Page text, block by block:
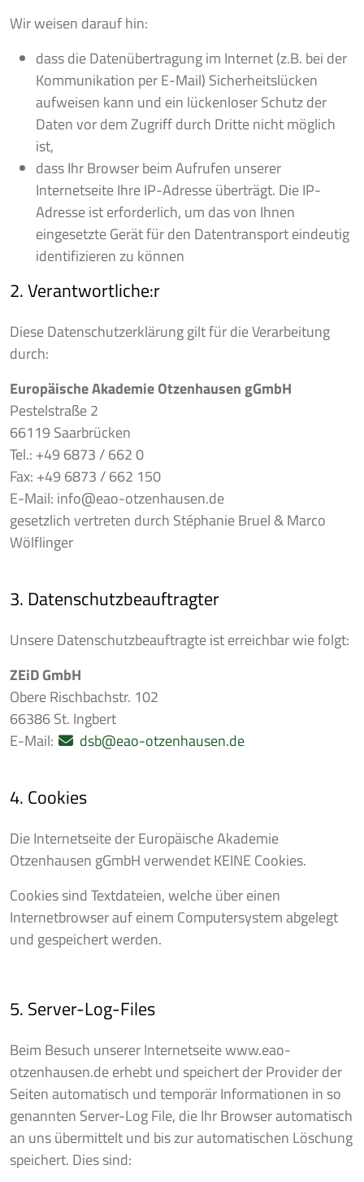
Wir weisen darauf hin:
dass die Datenübertragung im Internet (z.B. bei der
Kommunikation per E-Mail) Sicherheitslücken
aufweisen kann und ein lückenloser Schutz der
Daten vor dem Zugriff durch Dritte nicht möglich
ist,
dass Ihr Browser beim Aufrufen unserer
Internetseite Ihre IP-Adresse überträgt. Die IP-
Adresse ist erforderlich, um das von Ihnen
eingesetzte Gerät für den Datentransport eindeutig
identifizieren zu können
2. Verantwortliche:r
Diese Datenschutzerklärung gilt für die Verarbeitung
durch:
Europäische Akademie Otzenhausen gGmbH
Pestelstraße 2
66119 Saarbrücken
Tel.: +49 6873 / 662 0
Fax: +49 6873 / 662 150
E-Mail: info@eao-otzenhausen.de
gesetzlich vertreten durch Stéphanie Bruel & Marco
Wölflinger
3. Datenschutzbeauftragter
Unsere Datenschutzbeauftragte ist erreichbar wie folgt:
ZEiD GmbH
Obere Rischbachstr. 102
66386 St. Ingbert
E-Mail:
dsb@eao-otzenhausen.de
4. Cookies
Die Internetseite der Europäische Akademie
Otzenhausen gGmbH verwendet KEINE Cookies.
Cookies sind Textdateien, welche über einen
Internetbrowser auf einem Computersystem abgelegt
und gespeichert werden.
5. Server-Log-Files
Beim Besuch unserer Internetseite www.eao-
otzenhausen.de erhebt und speichert der Provider der
Seiten automatisch und temporär Informationen in so
genannten Server-Log File, die Ihr Browser automatisch
an uns übermittelt und bis zur automatischen Löschung
speichert. Dies sind: